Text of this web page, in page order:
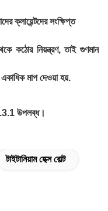
ক্লায়েন্টদের সংক্ষিপ্ত
কঠোর নিয়ন্ত্রণ, তাই গুণমান
একাধিক মাপ দেওয়া হয়.
উপলব্ধ।
টাইটানিয়াম হেক্স বোল্ট